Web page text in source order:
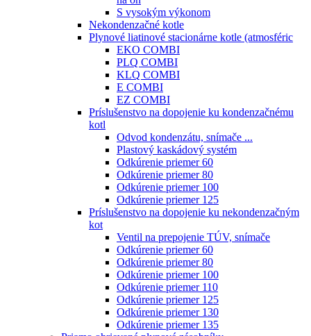
S vysokým výkonom
Nekondenzačné kotle
Plynové liatinové stacionárne kotle (atmosféric
EKO COMBI
PLQ COMBI
KLQ COMBI
E COMBI
EZ COMBI
Príslušenstvo na dopojenie ku kondenzačnému
kotl
Odvod kondenzátu, snímače ...
Plastový kaskádový systém
Odkúrenie priemer 60
Odkúrenie priemer 80
Odkúrenie priemer 100
Odkúrenie priemer 125
Príslušenstvo na dopojenie ku nekondenzačným
kot
Ventil na prepojenie TÚV, snímače
Odkúrenie priemer 60
Odkúrenie priemer 80
Odkúrenie priemer 100
Odkúrenie priemer 110
Odkúrenie priemer 125
Odkúrenie priemer 130
Odkúrenie priemer 135